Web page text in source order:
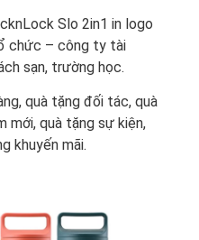
Slo 2in1 in logo
chức – công ty tài
sạn, trường học.
quà tặng đối tác, quà
mới, quà tặng sự kiện,
khuyến mãi.